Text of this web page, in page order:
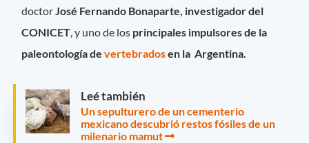
doctor José Fernando Bonaparte, investigador del
CONICET , y uno de los principales impulsores de la
paleontología devertebradosen la Argentina.
Leé también
Un sepulturero de un cementerio
mexicano descubrió restos fósiles de un
milenario mamut